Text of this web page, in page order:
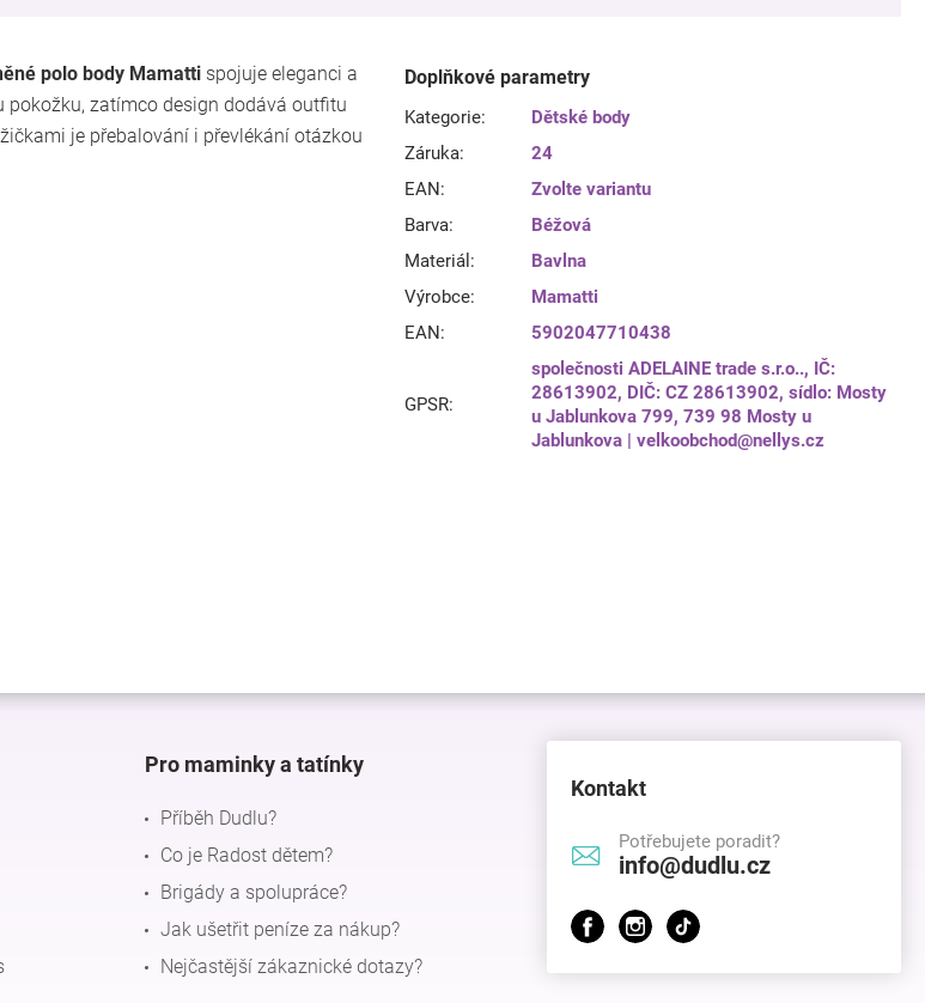
polo body Mamatti spojuje eleganci a
zatímco design dodává outfitu
je přebalování i převlékání otázkou
Doplňkové parametry
Kategorie:
Dětské body
Záruka:
24
EAN:
Zvolte variantu
Barva:
Béžová
Materiál :
Bavlna
Výrobce:
Mamatti
EAN: 5902047710438
GPSR:
společnosti ADELAINE trade s.r.o.., IČ:
28613902, DIČ: CZ 28613902, sídlo: Mosty
u Jablunkova 799, 739 98 Mosty u
Jablunkova | velkoobchod@nellys.cz
Pro maminky a tatínky
Příběh Dudlu?
Co je Radost dětem?
Brigády a spolupráce?
Jak ušetřit peníze za nákup?
Nejčastější zákaznické dotazy?
Kontakt
Potřebujete poradit?
info@dudlu.cz